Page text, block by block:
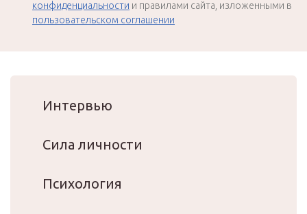
конфиденциальности и правилами сайта, изложенными в
пользовательском соглашении
Интервью
Сила личности
Психология